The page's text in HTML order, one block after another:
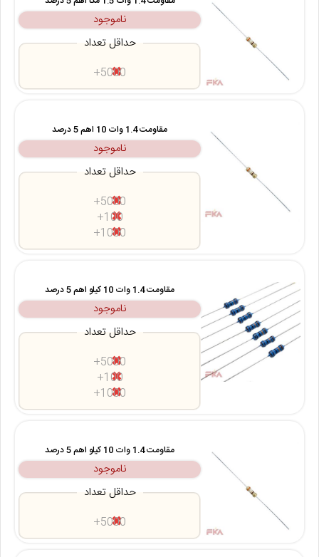
ناموجود
حداقل تعداد
5000+
مقاومت 1.4 وات 10 اهم 5 درصد
ناموجود
حداقل تعداد
5000+
100+
1000+
مقاومت 1.4 وات 10 کیلو اهم 5 درصد
ناموجود
حداقل تعداد
5000+
100+
1000+
مقاومت 1.4 وات 10 کیلو اهم 5 درصد
ناموجود
حداقل تعداد
5000+